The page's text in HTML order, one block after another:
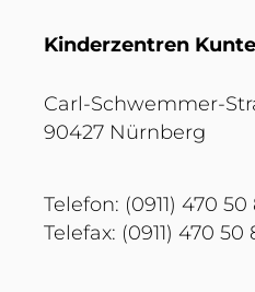
Kinderzentren
Carl-Schwemmer-
90427 Nürnberg
Telefon: (0911) 470 50
Telefax: (0911) 470 50